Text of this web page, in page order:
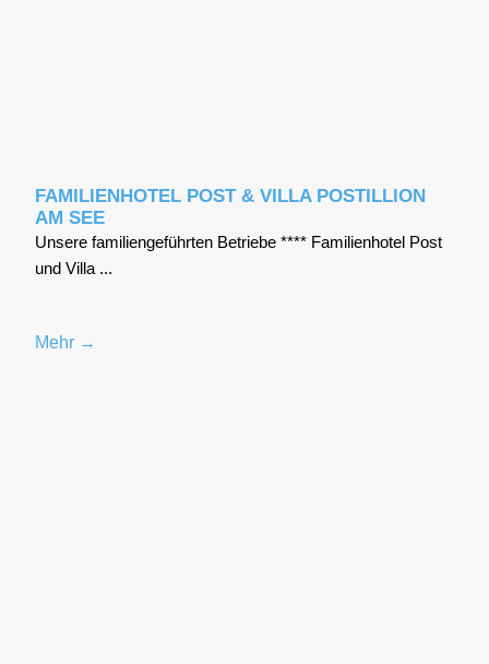
FAMILIENHOTEL POST & VILLA POSTILLION
AM SEE
Unse­re fami­li­en­ge­führ­ten Betrie­be **** Fami­li­en­ho­tel Post
und Vil­la ...
Mehr →